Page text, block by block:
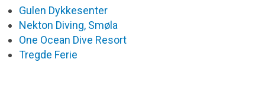
Gulen Dykkesenter
Nekton Diving, Smøla
One Ocean Dive Resort
Tregde Ferie